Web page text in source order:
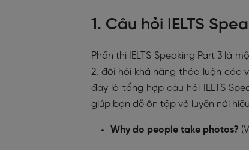
1. Câu hỏi IELTS
Phần thi IELTS Speaking Part 3 là
2, đòi hỏi khả năng thảo luận các
đây là tổng hợp câu hỏi IELTS
giúp bạn dễ ôn tập và luyện nói
Why do people take photos?